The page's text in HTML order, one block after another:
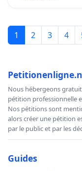
1 2 3 4
Nous hébergeons
pétition professionnelle
Nos pétitions sont
alors créer une pétition
par le public et par les
Guides